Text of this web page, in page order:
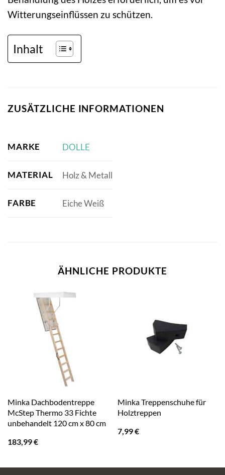
Witterungseinflüssen zu schützen.
Inhalt
ZUSÄTZLICHE INFORMATIONEN
MARKE DOLLE
MATERIAL Holz & Metall
FARBE Eiche Weiß
ÄHNLICHE PRODUKTE
Minka Dachbodentreppe
McStep Thermo 33 Fichte
unbehandelt 120 cm x 80 cm
183,99€
Minka Treppenschuhe für
Holztreppen
7,99€